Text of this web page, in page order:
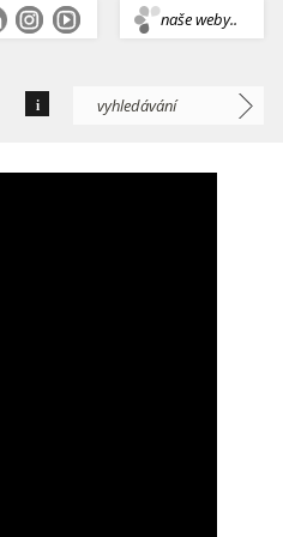
naše weby..
i